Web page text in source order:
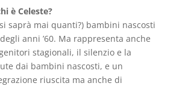
è Celeste?
saprà mai quanti?) bambini nascosti
anni ’60. Ma rappresenta anche
stagionali, il silenzio e la
dai bambini nascosti, e un
riuscita ma anche di